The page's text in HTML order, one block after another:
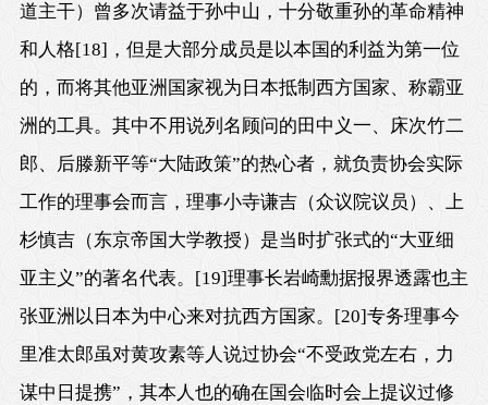
道主干）曾多次请益于孙中山，十分敬重孙的革命精神
和人格[18] ，但是大部分成员是以本国的利益为第一位
的，而将其他亚洲国家视为日本抵制西方国家、称霸亚
洲的工具。其中不用说列名顾问的田中义一、床次竹二
郎、后滕新平等“大陆政策”的热心者，就负责协会实际
工作的理事会而言，理事小寺谦吉（众议院议员）、上
杉慎吉（东京帝 国大学教授）是当时扩张式的“大亚细
亚主义”的著名代表。
[19]理事长岩崎勳据报界透露也主
张亚洲以日本为中心来对抗西方国家。
[20]专务理事今
里准太郎虽对黄攻素等人说过协会“不受政党左右，力
谋中日提携”，其本人也的确在国会临时会上提议过修